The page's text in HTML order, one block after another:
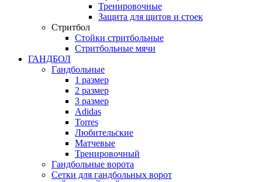
Тренировочные
Защита для щитов и стоек
Стритбол
Стойки стритбольные
Стритбольные мячи
ГАНДБОЛ
Гандбольные
1 размер
2 размер
3 размер
Adidas
Torres
Любительские
Матчевые
Тренировочный
Гандбольные ворота
Сетки для гандбольных ворот